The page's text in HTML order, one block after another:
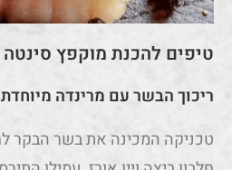
טיפים להכנת מוקפץ סינטה
ריכוך הבשר עם מרינדה מיוחדת
טכניקה המכינה את בשר הבקר